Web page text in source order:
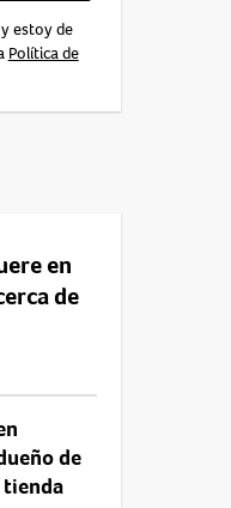
estoy de
Política de
en
de
de
tienda